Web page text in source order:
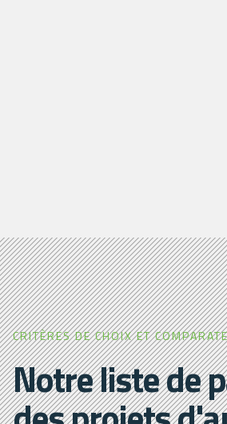
CRITÈRES DE CHOIX ET
Notre liste de